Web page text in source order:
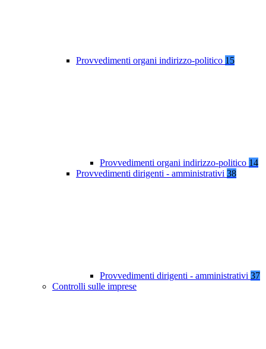
Provvedimenti organi indirizzo-politico 15
Provvedimenti organi indirizzo-politico 14
Provvedimenti dirigenti - amministrativi 38
Provvedimenti dirigenti - amministrativi 37
Controlli sulle imprese